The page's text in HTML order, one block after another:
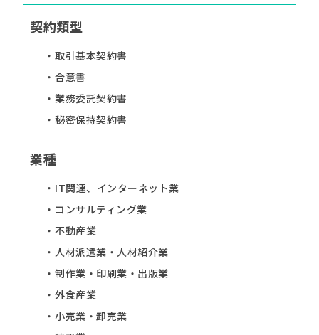
契約類型
取引基本契約書
合意書
業務委託契約書
秘密保持契約書
業種
IT関連、インターネット業
コンサルティング業
不動産業
人材派遣業・人材紹介業
制作業・印刷業・出版業
外食産業
小売業・卸売業